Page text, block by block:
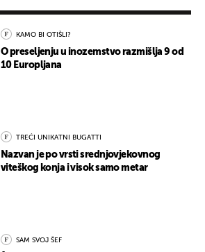
KAMO BI OTIŠLI?
O preseljenju u inozemstvo razmišlja 9 od
10 Europljana
TREĆI UNIKATNI BUGATTI
Nazvan je po vrsti srednjovjekovnog
viteškog konja i visok samo metar
SAM SVOJ ŠEF